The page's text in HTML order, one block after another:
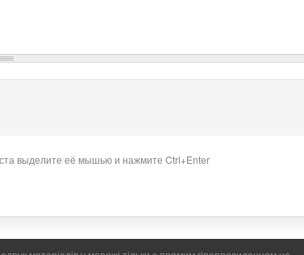
выделите её мышью и нажмите Ctrl+Enter